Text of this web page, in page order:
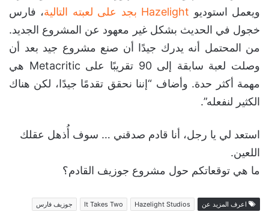
ويعمل استوديو Hazelight بجد على لعبته التالية
، فارس
خجول في الحديث بشكل غير معهود عن المشروع الجديد.
من المحتمل أنه يدرك جيدًا أن صنع مشروع جيد بعد أن
وصلت لعبة سابقة إلى 90 تقريبًا على Metacritic هي
مهمة أكثر حدة. وأضاف “إننا نحقق تقدمًا جيدًا، لكن هناك
الكثير لنفعله”.
استعد لي يا رجل، أنا قادم صدقني … سوف أُذهل عقلك
اللعين.
ما هي توقعاتكم حول مشروع جوزيف القادم؟
اعرف المزيد عن Hazelight Studios
It Takes Two جوزيف فارس